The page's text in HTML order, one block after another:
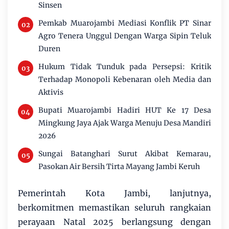
Sinsen
Pemkab Muarojambi Mediasi Konflik PT Sinar
Agro Tenera Unggul Dengan Warga Sipin Teluk
Duren
Hukum Tidak Tunduk pada Persepsi: Kritik
Terhadap Monopoli Kebenaran oleh Media dan
Aktivis
Bupati Muarojambi Hadiri HUT Ke 17 Desa
Mingkung Jaya Ajak Warga Menuju Desa Mandiri
2026
Sungai Batanghari Surut Akibat Kemarau,
Pasokan Air Bersih Tirta Mayang Jambi Keruh
Pemerintah Kota Jambi, lanjutnya,
berkomitmen memastikan seluruh rangkaian
perayaan Natal 2025 berlangsung dengan